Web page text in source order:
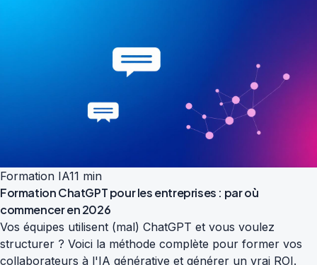
Formation IA11 min
Formation ChatGPT pour les entreprises : par où
commencer en 2026
Vos équipes utilisent (mal) ChatGPT et vous voulez
structurer ? Voici la méthode complète pour former vos
collaborateurs à l'IA générative et générer un vrai ROI.